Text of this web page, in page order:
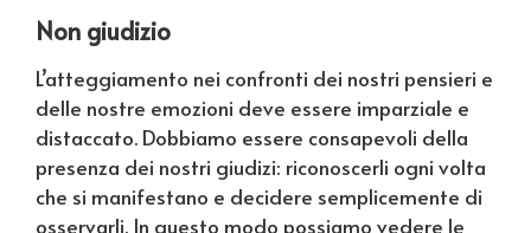
Non giudizio
L’atteggiamento nei confronti dei nostri pensieri e
delle nostre emozioni deve essere imparziale e
distaccato. Dobbiamo essere consapevoli della
presenza dei nostri giudizi: riconoscerli ogni volta
che si manifestano e decidere semplicemente di
osservarli. In questo modo possiamo vedere le